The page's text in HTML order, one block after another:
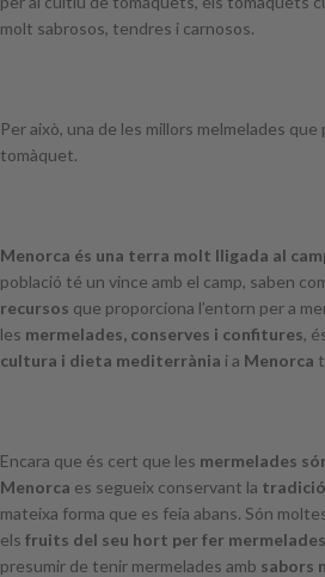
molt sabrosos, tendres i carnosos.
Per això, una de les millors melmelades que
tomàquet.
Menorca és una terra molt lligada al
població té un vince amb el camp, saben
recursos que proporciona l’entorn per a
les mermelades, conserves i confitures,
cultura i dieta mediterrània i a Menorca
Encara que és cert que les mermelades
Menorca es segueix conservant la tradició
mateixa forma que es feia abans. Són
els fruits del seu hort per fer
presumir de tenir mermelades amb sabors